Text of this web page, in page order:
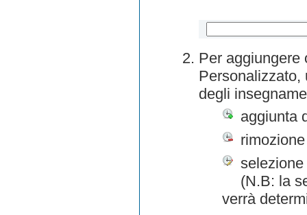
Per aggiungere
Personalizzato,
degli
aggiunta
(N.B: la
verrà